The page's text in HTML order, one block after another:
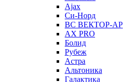
Ajax
Си-Норд
ВС ВЕКТОР-АР
AX PRO
Болид
Рубеж
Астра
Альтоника
Галактика